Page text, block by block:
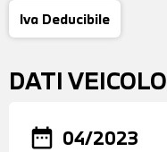
Iva Deducibile
DATI VEICOLO
date_range 04/2023